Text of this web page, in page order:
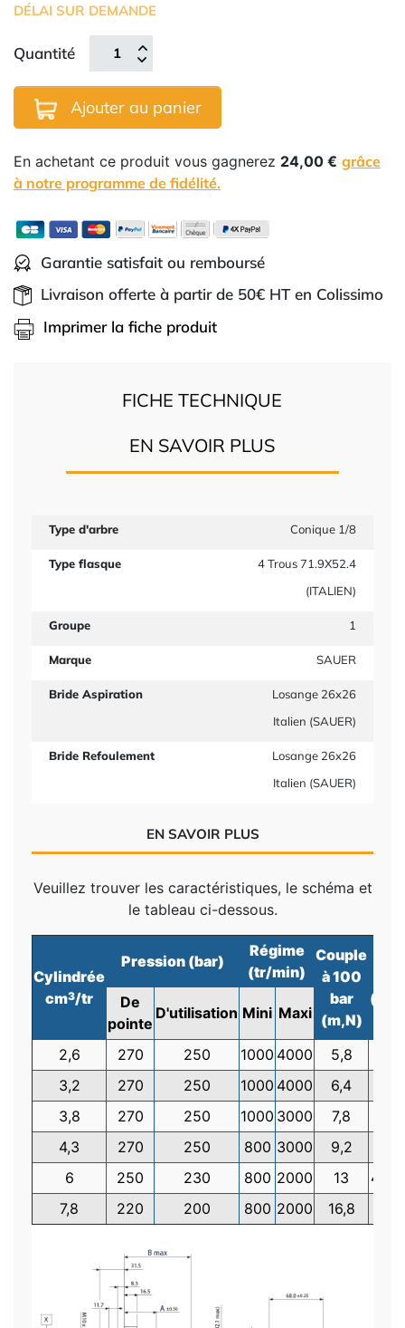
DÉLAI SUR DEMANDE
Quantité
Ajouter au panier
En achetant ce produit vous gagnerez 24,00 € grâce
à notre programme de fidélité.
Garantie satisfait ou remboursé
Livraison offerte à partir de 50€ HT en Colissimo
Imprimer la fiche produit
FICHE TECHNIQUE
EN SAVOIR PLUS
Type d'arbre Conique 1/8
Type flasque
4 Trous 71.9X52.4
(ITALIEN)
Groupe 1
Marque SAUER
Bride Aspiration
Losange 26x26
Italien (SAUER)
Bride Refoulement
Losange 26x26
Italien (SAUER)
EN SAVOIR PLUS
Veuillez trouver les caractéristiques, le schéma et
le tableau ci-dessous.
Cylindrée
cm3/tr
Pression (bar)
Régime
(tr/min)
Couple
à 100
bar
(m,N)
De
pointe
D'utilisation Mini Maxi
2,6 270 250 1000 4000 5,8
3,2
270 250 1000 4000 6,4
3,8
270 250 1000 3000 7,8
4,3
270 250 800 3000 9,2
6
250 230 800 2000 13
7,8
220 200 800 2000 16,8